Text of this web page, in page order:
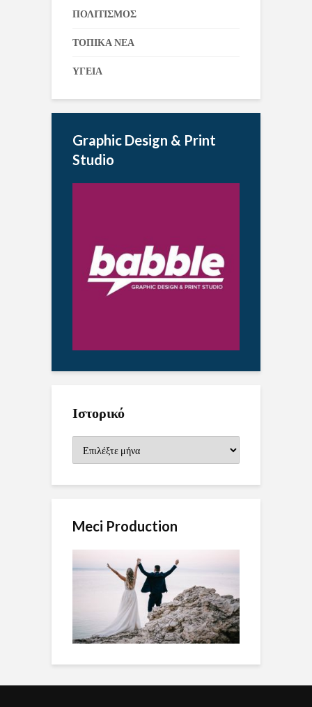
ΠΟΛΙΤΙΣΜΟΣ
ΤΟΠΙΚΑ ΝΕΑ
ΥΓΕΙΑ
Graphic Design & Print
Studio
Ιστορικό
Meci Production